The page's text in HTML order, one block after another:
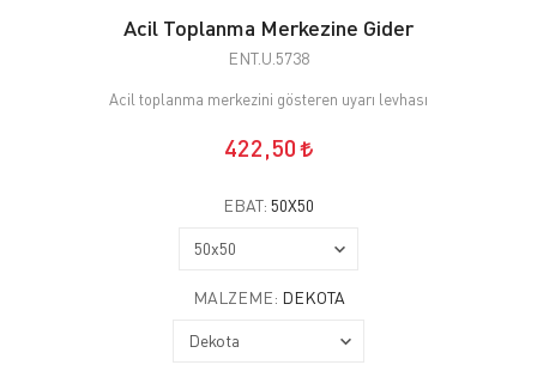
Acil Toplanma Merkezine Gider
ENT.U.5738
Acil toplanma merkezini gösteren uyarı levhası
422,50
EBAT: 50X50
MALZEME: DEKOTA